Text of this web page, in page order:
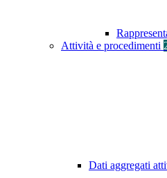
Attività e procedimenti
Dati aggregati